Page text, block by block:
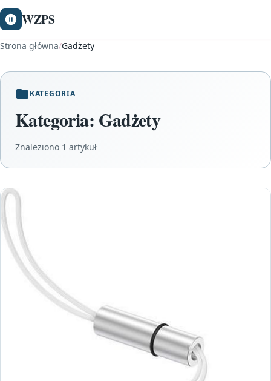
WZPS
Strona główna/Gadżety
KATEGORIA
Kategoria: Gadżety
Znaleziono 1 artykuł